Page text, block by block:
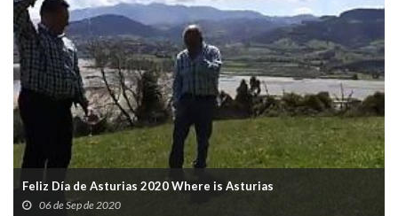
Feliz Día de Asturias 2020 Where is Asturias
06 de Sep de 2020